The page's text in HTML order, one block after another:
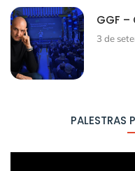
GGF
3 de
PALESTRAS